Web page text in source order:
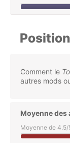
Comment le
autres mods
Moyenne des
Moyenne de 4.5/